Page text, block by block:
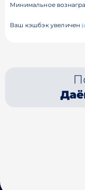
Минимальное
Ваш кэшбэк увеличен